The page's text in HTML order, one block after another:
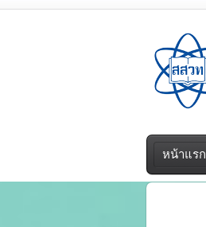
หน้าแรก